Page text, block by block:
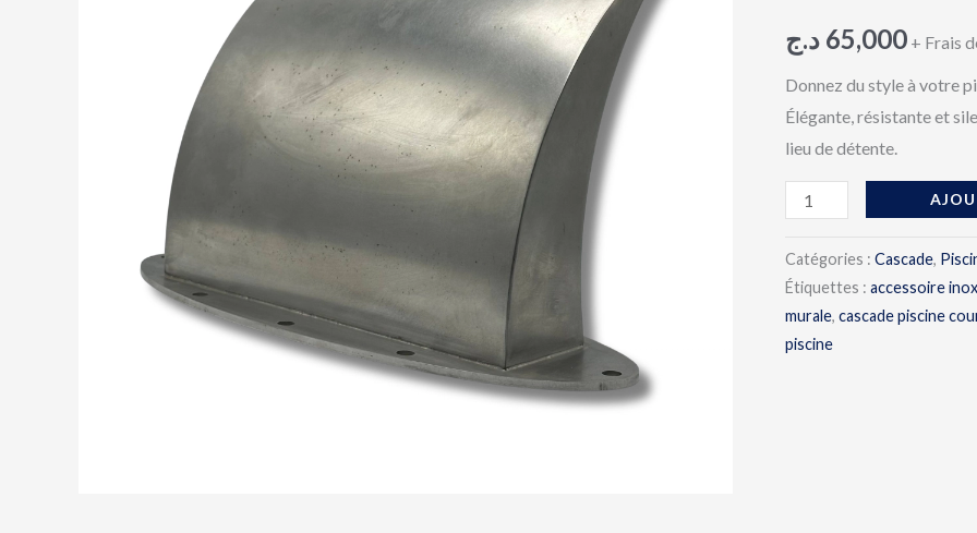
65,000 د.ج + Frais
Donnez du style à votre
Élégante, résistante et
lieu de détente.
Piscine
–
Jet
Large
Catégories : Cascade,
Étiquettes : accessoire
murale, cascade piscine
piscine